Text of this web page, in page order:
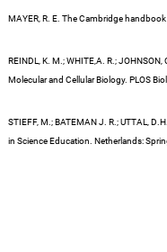
MAYER, R. E. The Cambridge
REINDL, K. M.; WHITE,A. R.;
Molecular and Cellular Biology. PLOS
STIEFF, M.; BATEMAN J. R.; UTTAL,
in Science Education. Netherlands: